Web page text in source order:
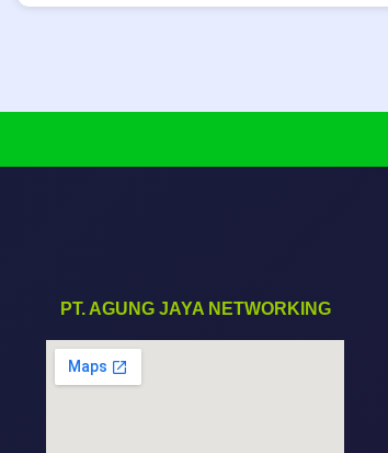
PT. AGUNG JAYA NETWORKING